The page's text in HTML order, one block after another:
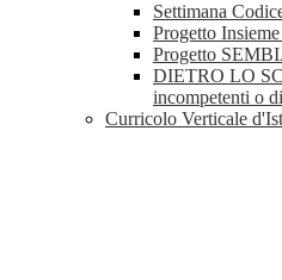
Settimana
Progetto
Progetto
DIETRO LO
incompetenti o
Curricolo Verticale